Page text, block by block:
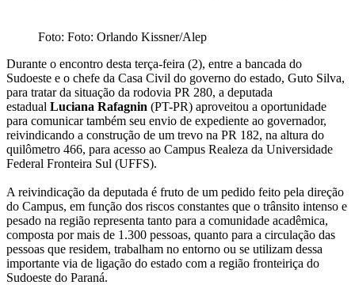
Foto: Foto: Orlando Kissner/Alep
Durante o encontro desta terça-feira (2), entre a bancada do
Sudoeste e o chefe da Casa Civil do governo do estado, Guto Silva,
para tratar da situação da rodovia PR 280, a deputada
estadual Luciana Rafagnin (PT-PR) aproveitou a oportunidade
para comunicar também seu envio de expediente ao governador,
reivindicando a construção de um trevo na PR 182, na altura do
quilômetro 466, para acesso ao Campus Realeza da Universidade
Federal Fronteira Sul (UFFS).
A reivindicação da deputada é fruto de um pedido feito pela direção
do Campus, em função dos riscos constantes que o trânsito intenso e
pesado na região representa tanto para a comunidade acadêmica,
composta por mais de 1.300 pessoas, quanto para a circulação das
pessoas que residem, trabalham no entorno ou se utilizam dessa
importante via de ligação do estado com a região fronteiriça do
Sudoeste do Paraná.